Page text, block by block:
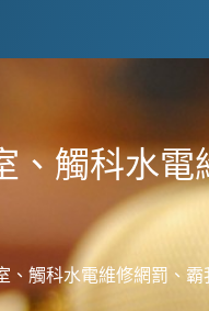
觸科水
觸科水電維修網罰、霸